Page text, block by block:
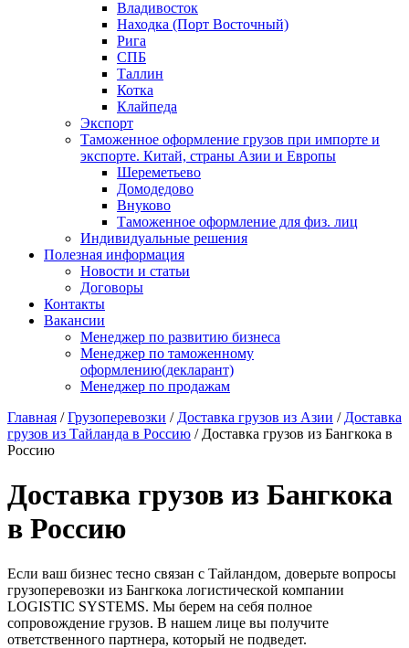
Владивосток
Находка (Порт Восточный)
Рига
СПБ
Таллин
Котка
Клайпеда
Экспорт
Таможенное оформление грузов при импорте и
экспорте. Китай, страны Азии и Европы
Шереметьево
Домодедово
Внуково
Таможенное оформление для физ. лиц
Индивидуальные решения
Полезная информация
Новости и статьи
Договоры
Контакты
Вакансии
Менеджер по развитию бизнеса
Менеджер по таможенному
оформлению(декларант)
Менеджер по продажам
Главная /Грузоперевозки / Доставка грузов из Азии / Доставка
грузов из Тайланда в Россию / Доставка грузов из Бангкока в
Россию
Доставка грузов из Бангкока
в Россию
Если ваш бизнес тесно связан с Тайландом, доверьте вопросы
грузоперевозки из Бангкока логистической компании
LOGISTIC SYSTEMS. Мы берем на себя полное
сопровождение грузов. В нашем лице вы получите
ответственного партнера, который не подведет.